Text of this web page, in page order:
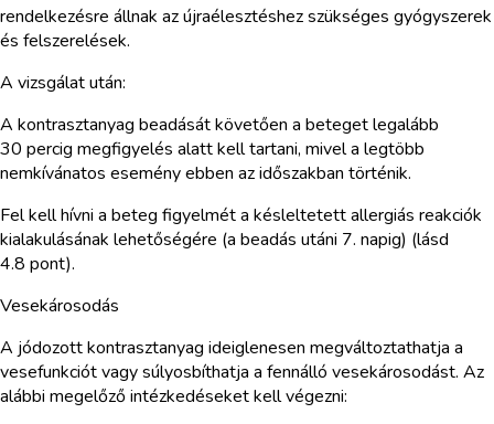
rendelkezésre állnak az újraélesztéshez szükséges gyógyszerek
és felszerelések.
A vizsgálat után:
A kontrasztanyag beadását követően a beteget legalább
30 percig megfigyelés alatt kell tartani, mivel a legtöbb
nemkívánatos esemény ebben az időszakban történik.
Fel kell hívni a beteg figyelmét a késleltetett allergiás reakciók
kialakulásának lehetőségére (a beadás utáni 7. napig) (lásd
4.8 pont).
Vesekárosodás
A jódozott kontrasztanyag ideiglenesen megváltoztathatja a
vesefunkciót vagy súlyosbíthatja a fennálló vesekárosodást. Az
alábbi megelőző intézkedéseket kell végezni: